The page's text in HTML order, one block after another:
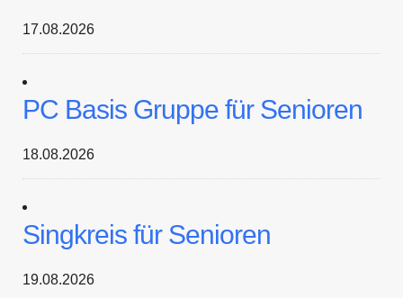
17.08.2026
PC Basis Gruppe für Senioren
18.08.2026
Singkreis für Senioren
19.08.2026